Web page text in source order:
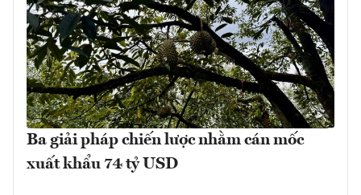
Ba giải pháp chiến lược nhằm cán mốc
xuất khẩu 74 tỷ USD